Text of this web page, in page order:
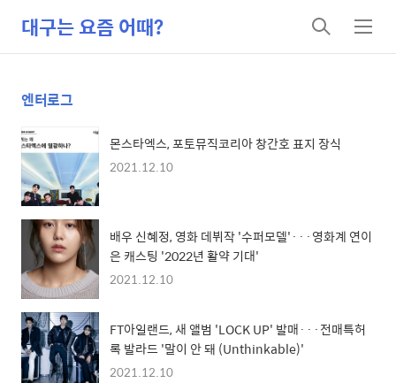
대구는 요즘 어때?
검
색
메
뉴
엔터로그
몬스타엑스, 포토뮤직코리아 창간호 표지 장식
2021.12.10
배우 신혜정, 영화 데뷔작 '수퍼모델'···영화계 연이
은 캐스팅 '2022년 활약 기대'
2021.12.10
FT아일랜드, 새 앨범 'LOCK UP' 발매···전매특허
록 발라드 '말이 안 돼 (Unthinkable)'
2021.12.10